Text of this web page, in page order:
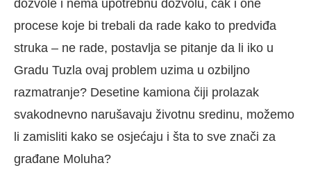
dozvole i nema upotrebnu dozvolu, čak i one
procese koje bi trebali da rade kako to predviđa
struka – ne rade, postavlja se pitanje da li iko u
Gradu Tuzla ovaj problem uzima u ozbiljno
razmatranje? Desetine kamiona čiji prolazak
svakodnevno narušavaju životnu sredinu, možemo
li zamisliti kako se osjećaju i šta to sve znači za
građane Moluha?